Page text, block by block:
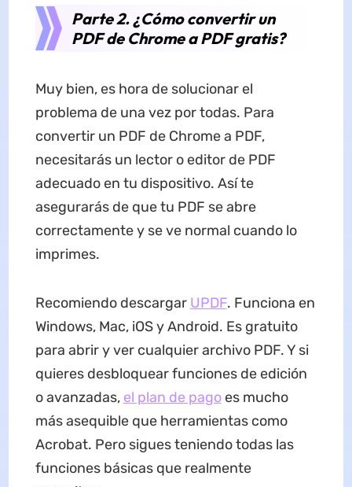
Parte 2. ¿Cómo convertir un
PDF de Chrome a PDF gratis?
Muy bien, es hora de solucionar el
problema de una vez por todas. Para
convertir un PDF de Chrome a PDF,
necesitarás un lector o editor de PDF
adecuado en tu dispositivo. Así te
asegurarás de que tu PDF se abre
correctamente y se ve normal cuando lo
imprimes.
Recomiendo descargar UPDF. Funciona en
Windows, Mac, iOS y Android. Es gratuito
para abrir y ver cualquier archivo PDF. Y si
quieres desbloquear funciones de edición
o avanzadas, el plan de pagoes mucho
más asequible que herramientas como
Acrobat. Pero sigues teniendo todas las
funciones básicas que realmente